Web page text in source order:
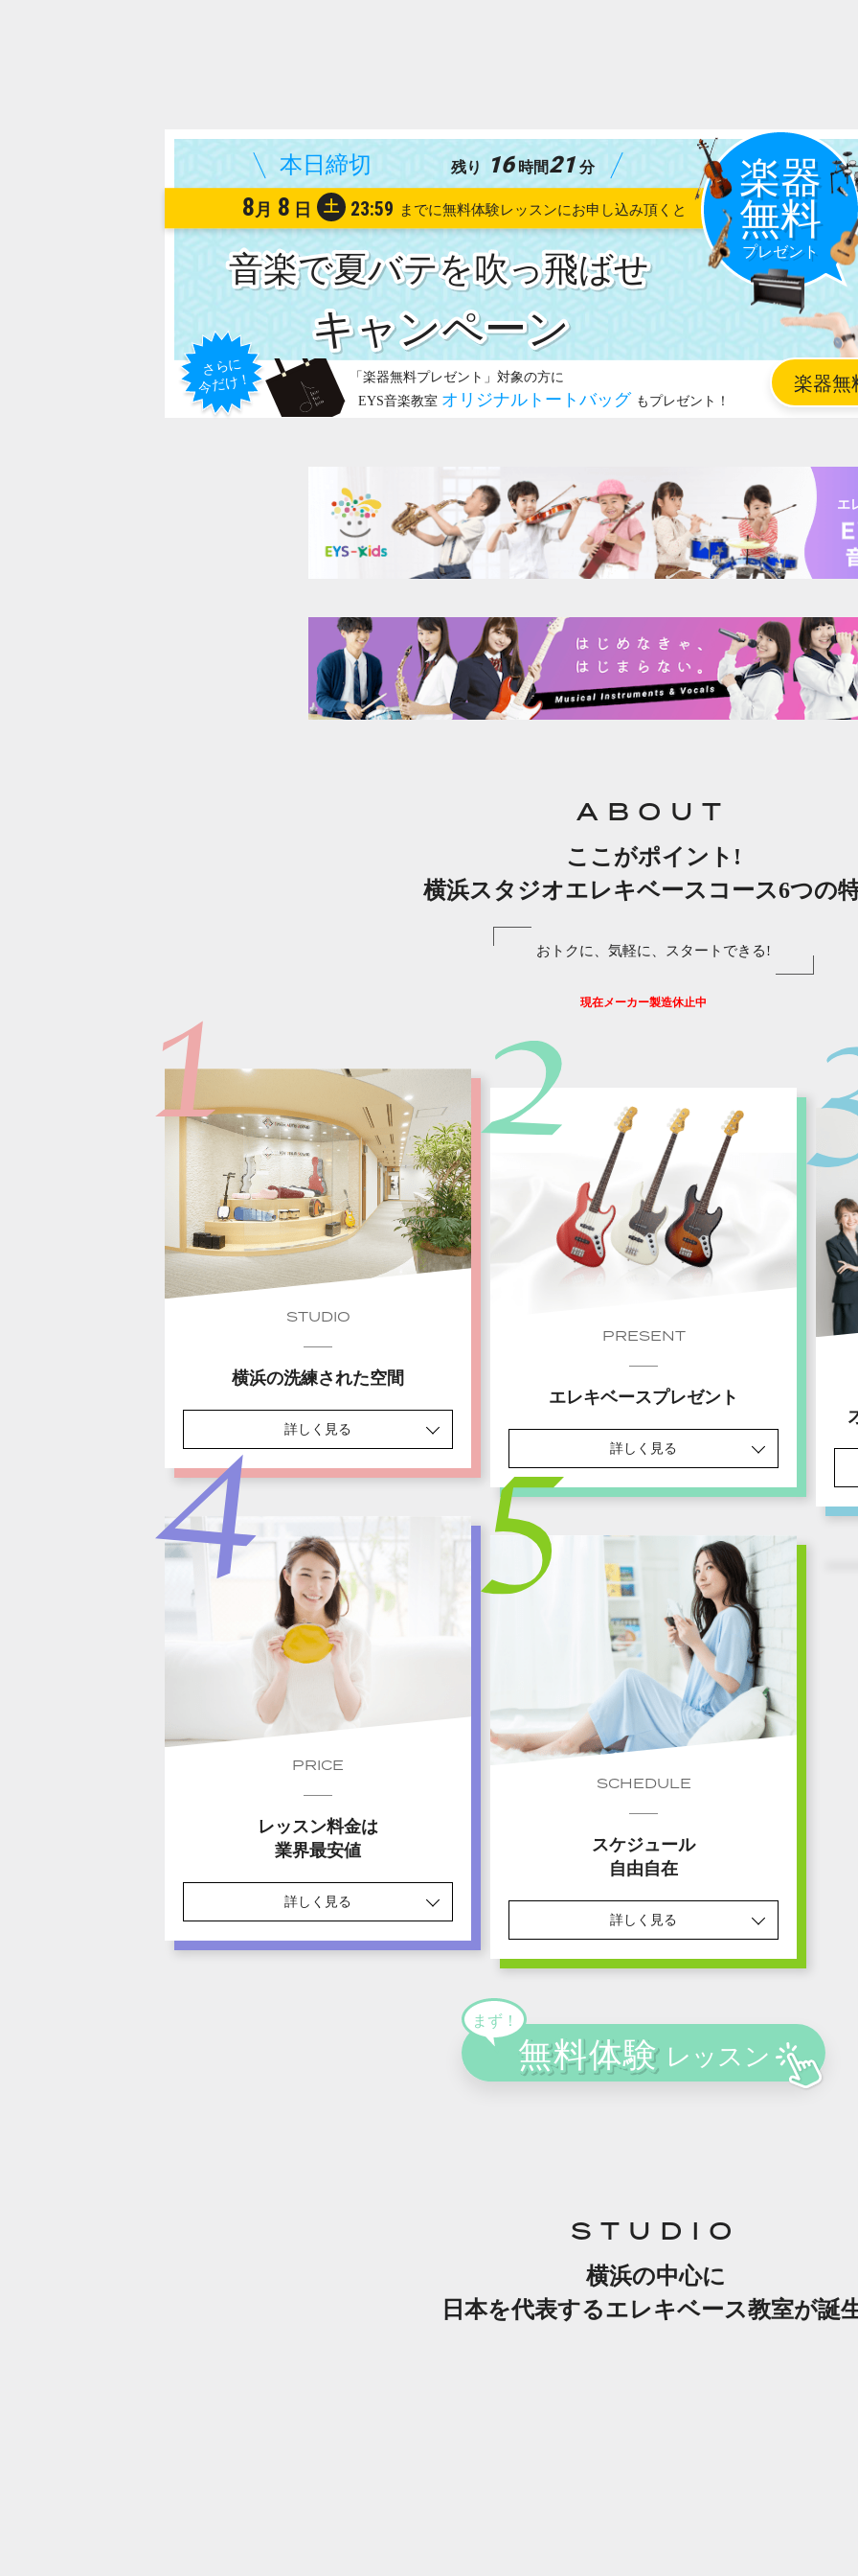
音楽で夏バテを吹っ飛ばせ
8月 8 日 土 23:59
残り 16 時間21 分
エ
ABOUT
ここがポイント!
横浜スタジオエレキベースコース6つの
おトクに、気軽に、スタートできる!
現在メーカー製造休止中
STUDIO
横浜の洗練された空間
詳しく見る
PRESENT
エレキベースプレゼント
詳しく見る
PRICE
レッスン料金は
業界最安値
詳しく見る
SCHEDULE
スケジュール
自由自在
詳しく見る
STUDIO
横浜の中心に
日本を代表するエレキベース教室が誕